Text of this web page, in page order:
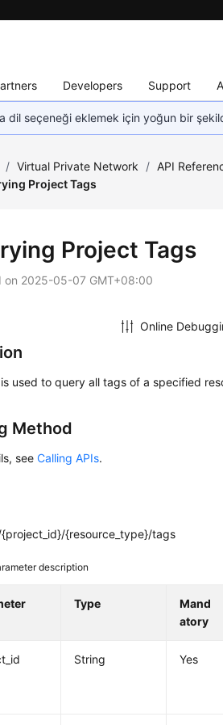
Developers Support
seçeneği eklemek için yoğun bir
/ Virtual Private Network / API
Project Tags
Project Tags
on 2025-05-07 GMT+08:00
Online
is used to query all tags of a specified
Method
seeCalling APIs.
{resource_type}/tags
description
Type
Mand
atory
String Yes